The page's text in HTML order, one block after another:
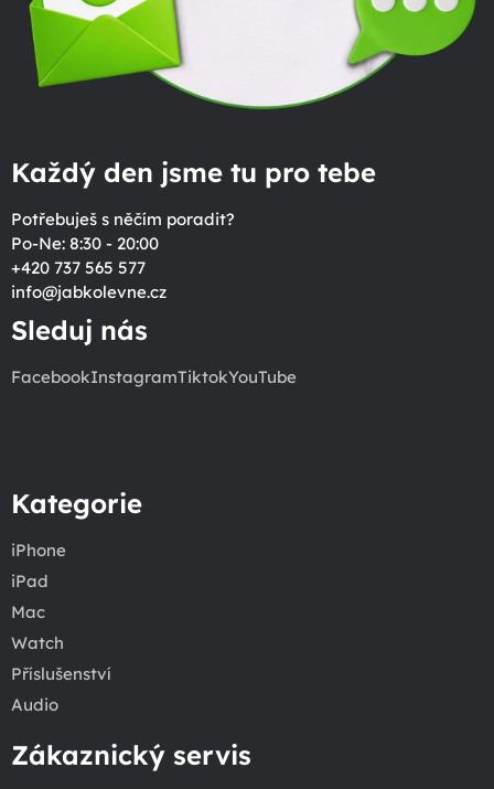
Každý den jsme tu pro tebe
Potřebuješ s něčím poradit?
Po-Ne: 8:30 - 20:00
+420 737 565 577
info@jabkolevne.cz
Sleduj nás
FacebookInstagramTiktokYouTube
Kategorie
iPhone
iPad
Mac
Watch
Příslušenství
Audio
Zákaznický servis